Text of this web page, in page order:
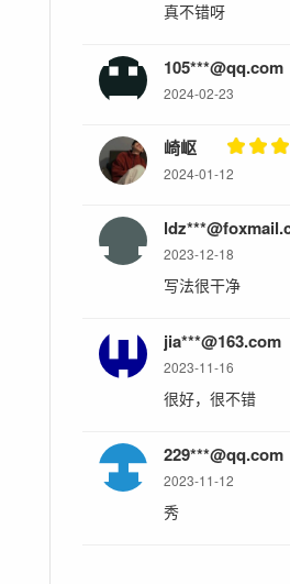
真不错呀
105***@qq.com
2024-02-23
崎岖
2024-01-12
2023-12-18
写法很干净
jia***@163.com
2023-11-16
很好，很不错
229***@qq.com
2023-11-12
秀